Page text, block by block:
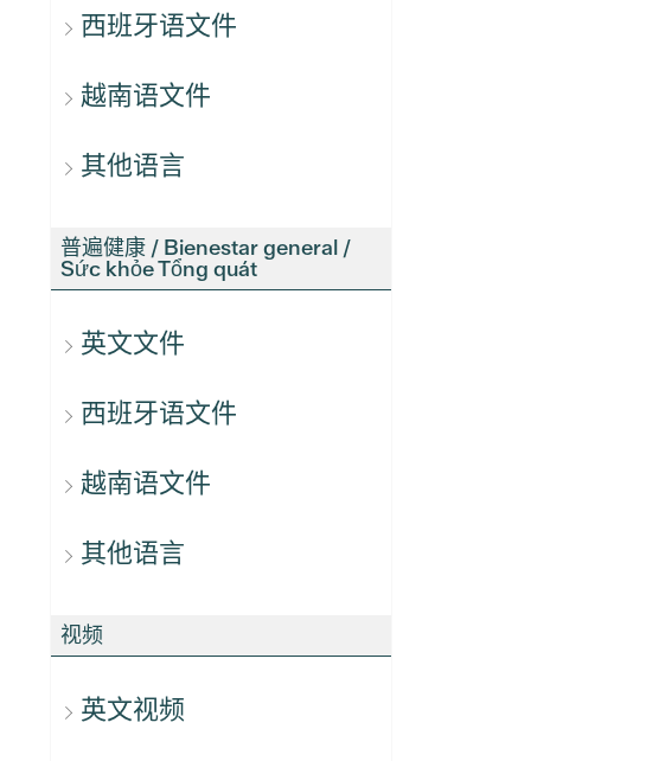
西班牙语文件
越南语文件
其他语言
普遍健康 / Bienestar general /
Sức khỏe Tổng quát
英文文件
西班牙语文件
越南语文件
其他语言
视频
英文视频